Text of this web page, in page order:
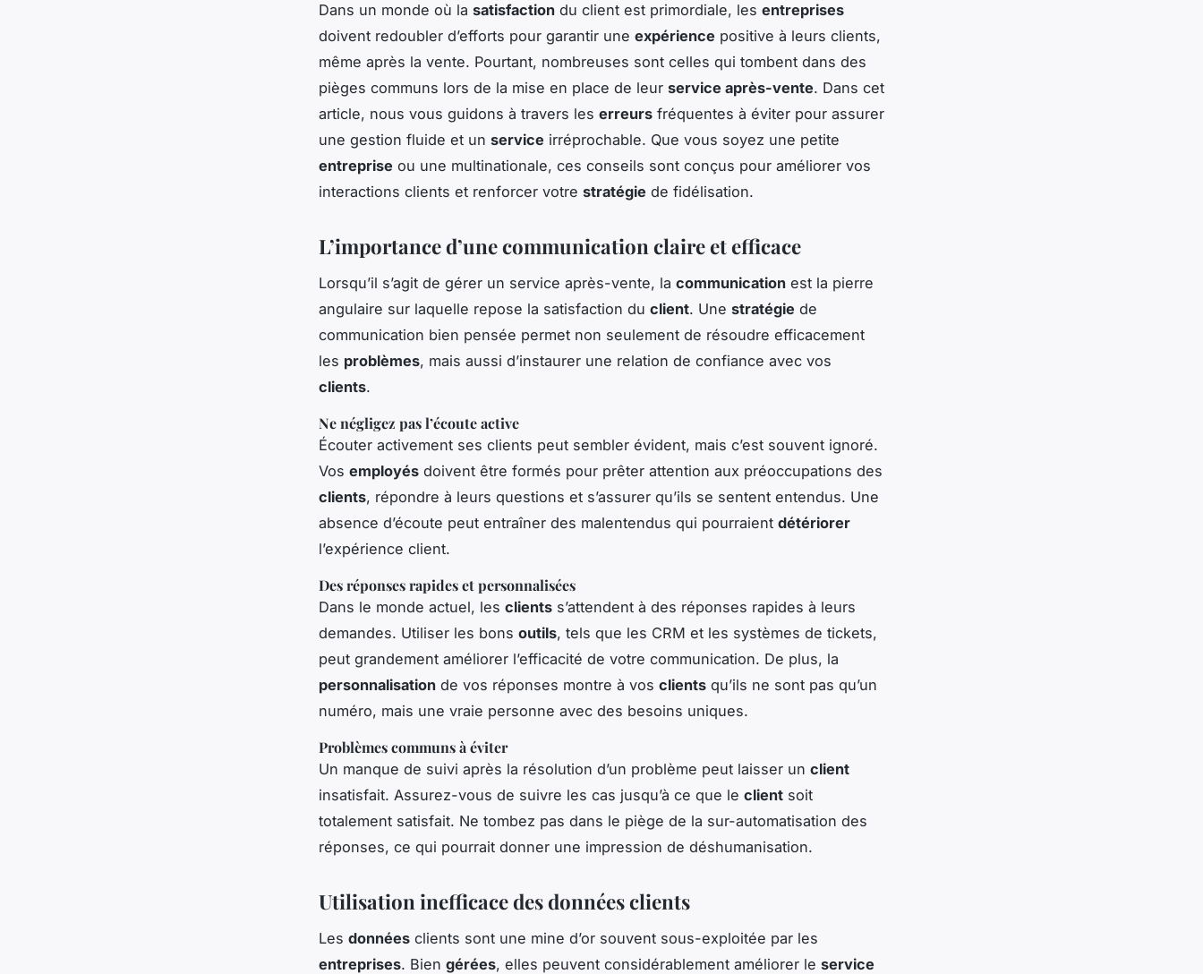
Dans un monde où la satisfaction du client est primordiale, les entreprises
doivent redoubler d’efforts pour garantir une expérience positive à leurs clients,
même après la vente. Pourtant, nombreuses sont celles qui tombent dans des
pièges communs lors de la mise en place de leur service après-vente. Dans cet
article, nous vous guidons à travers les erreurs fréquentes à éviter pour assurer
une gestion fluide et un service irréprochable. Que vous soyez une petite
entreprise ou une multinationale, ces conseils sont conçus pour améliorer vos
interactions clients et renforcer votre stratégie de fidélisation.
L’importance d’une communication claire et efficace
Lorsqu’il s’agit de gérer un service après-vente, la communication est la pierre
angulaire sur laquelle repose la satisfaction du client. Une stratégie de
communication bien pensée permet non seulement de résoudre efficacement
les problèmes, mais aussi d’instaurer une relation de confiance avec vos
clients.
Ne négligez pas l’écoute active
Écouter activement ses clients peut sembler évident, mais c’est souvent ignoré.
Vos employés doivent être formés pour prêter attention aux préoccupations des
clients, répondre à leurs questions et s’assurer qu’ils se sentent entendus. Une
absence d’écoute peut entraîner des malentendus qui pourraient détériorer
l’expérience client.
Des réponses rapides et personnalisées
Dans le monde actuel, les clients s’attendent à des réponses rapides à leurs
demandes. Utiliser les bons outils, tels que les CRM et les systèmes de tickets,
peut grandement améliorer l’efficacité de votre communication. De plus, la
personnalisation de vos réponses montre à vos clients qu’ils ne sont pas qu’un
numéro, mais une vraie personne avec des besoins uniques.
Problèmes communs à éviter
Un manque de suivi après la résolution d’un problème peut laisser un client
insatisfait. Assurez-vous de suivre les cas jusqu’à ce que le client soit
totalement satisfait. Ne tombez pas dans le piège de la sur-automatisation des
réponses, ce qui pourrait donner une impression de déshumanisation.
Utilisation inefficace des données clients
Les données clients sont une mine d’or souvent sous-exploitée par les
entreprises. Bien gérées, elles peuvent considérablement améliorer le service